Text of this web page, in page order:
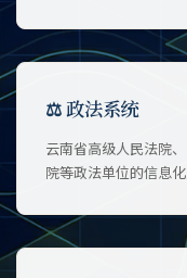
⚖ 政法系统
云南省高级人民法院
院等政法单位的信息